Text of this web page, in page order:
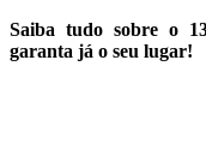
Saiba tudo sobre o
garanta já o seu lugar!